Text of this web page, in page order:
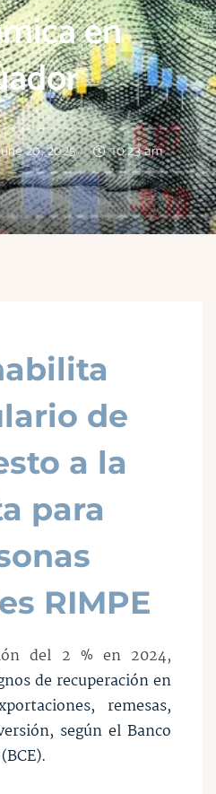
en
20, 2025 10:23 am
de
a la
para
RIMPE
del 2 % en 2024,
de recuperación en
remesas,
según el Banco